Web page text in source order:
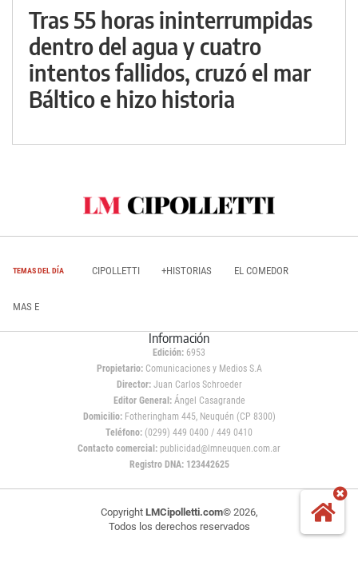
Tras 55 horas ininterrumpidas
dentro del agua y cuatro
intentos fallidos, cruzó el mar
Báltico e hizo historia
TEMAS DEL DÍA CIPOLLETTI +HISTORIAS EL COMEDOR
MAS E
Información
Edición: 6953
Propietario:Comunicaciones y Medios S.A
Director: Juan Carlos Schroeder
Editor General:Ángel Casagrande
Domicilio:Fotheringham 445, Neuquén (CP 8300)
Teléfono: (0299) 449 0400 / 449 0410
Contacto comercial: publicidad@lmneuquen.com.ar
Registro DNA: 123442625
Copyright LMCipolletti.com© 2026,
Todos los derechos reservados